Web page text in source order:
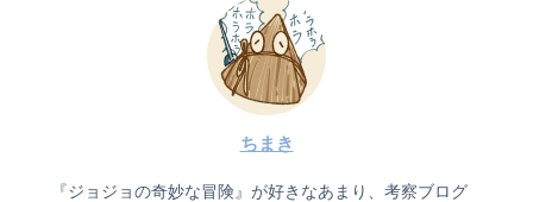
ちまき
『ジョジョの奇妙な冒険』が好きなあまり、考察ブログ